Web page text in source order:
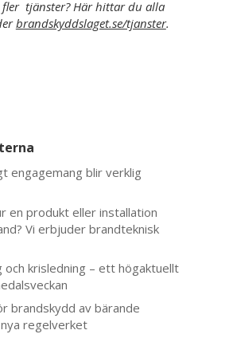
fler tjänster? Här hittar du alla
brandskyddslaget.se/tjanster.
engagemang blir verklig
en produkt eller installation
Vi erbjuder brandteknisk
och krisledning – ett högaktuellt
brandskydd av bärande
regelverket